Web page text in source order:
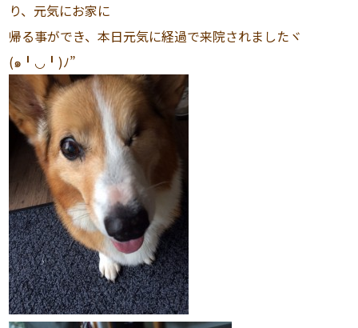
り、元気にお家に
帰る事ができ、本日元気に経過で来院されましたヾ
(๑╹◡╹)ﾉ”